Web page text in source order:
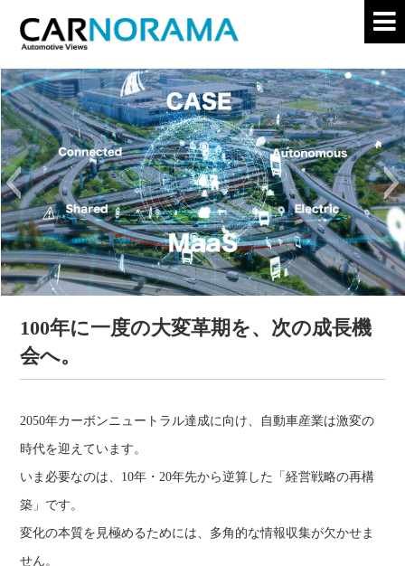
100年に一度の大変革期を、次の成長機
会へ。
2050年カーボンニュートラル達成に向け、自動車産業は激変の
時代を迎えています。
いま必要なのは、10年・20年先から逆算した「経営戦略の再構
築」です。
変化の本質を見極めるためには、多角的な情報収集が欠かせま
せん。